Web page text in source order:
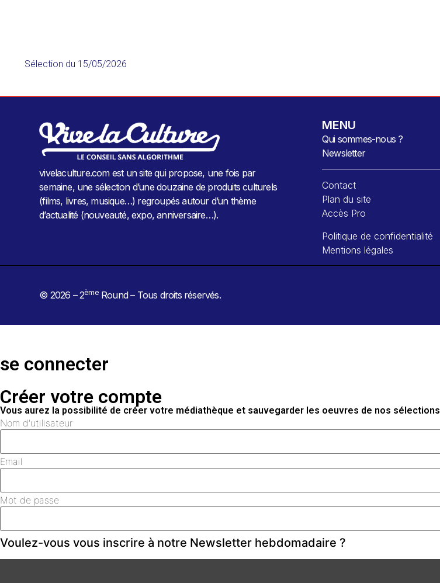
Sélection du 15/05/2026
vivelaculture.com est un site qui propose, une fois par
semaine, une sélection d’une douzaine de produits culturels
(films, livres, musique…) regroupés autour d’un thème
d’actualité (nouveauté, expo, anniversaire…).
MENU
Qui sommes-nous ?
Newsletter
Contact
Plan du site
Accès Pro
Politique de confidentialité
Mentions légales
© 2026 – 2èmeRound – Tous droits réservés.
se connecter
Créer votre compte
Vous aurez la possibilité de créer votre médiathèque et sauvegarder les oeuvres de nos sélections
Nom d'utilisateur
Email
Mot de passe
Voulez-vous vous inscrire à notre Newsletter hebdomadaire ?